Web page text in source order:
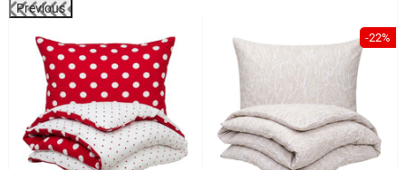
Previous
-22%